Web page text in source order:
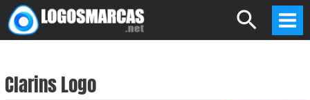
Skip
to
Search
Clarins Logo